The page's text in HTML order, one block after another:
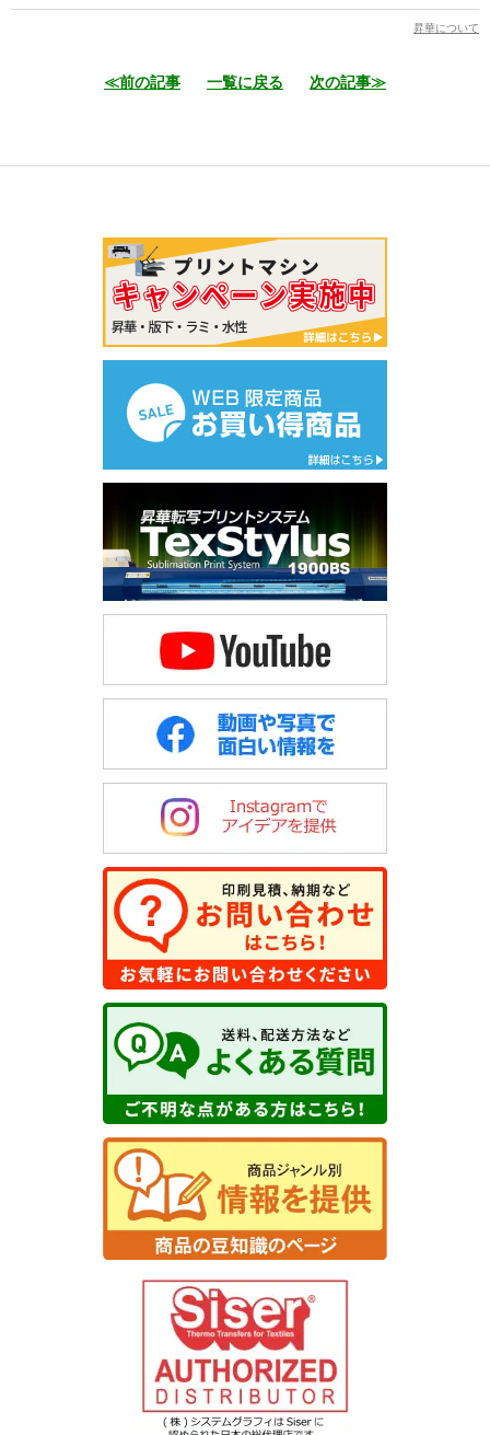
昇華について
≪前の記事 一覧に戻る 次の記事≫